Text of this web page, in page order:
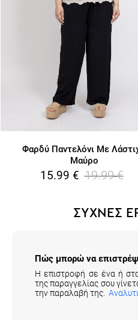
Μαύρο
€ 19.99
Η επιστροφή σε ένα ή
της παραγγελίας σου
την παραλαβή της.